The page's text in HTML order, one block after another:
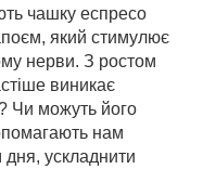
чашку еспресо
який стимулює
нерви. З ростом
виникає
Чи можуть його
нам
ускладнити